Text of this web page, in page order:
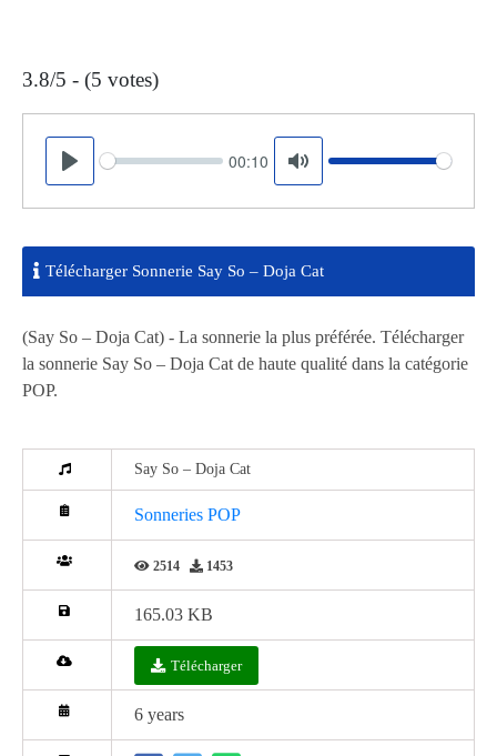
3.8/5 - (5 votes)
Play
Seek 00:10
Mute
Volume
Télécharger Sonnerie Say So – Doja Cat
(Say So – Doja Cat) - La sonnerie la plus préférée. Télécharger
la sonnerie Say So – Doja Cat de haute qualité dans la catégorie
POP.
Say So – Doja Cat
Sonneries POP
2514 1453
165.03 KB
Télécharger
6 years